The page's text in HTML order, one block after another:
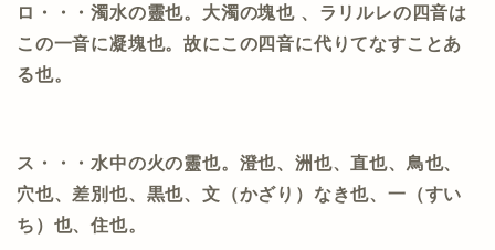
ロ・・・濁水の靈也。大濁の塊也 、ラリルレの四音は
この一音に凝塊也。故にこの四音に代りてなすことあ
る也。
ス・・・水中の火の靈也。澄也、洲也、直也、鳥也、
穴也、差別也、黒也、文（かざり）なき也、一（すい
ち）也、住也。